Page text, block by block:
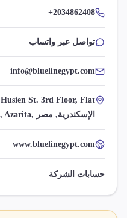
+2034862408
تواصل عبر واتساب
info@bluelinegypt.com
St. 3rd Floor, Flat
no. 5, Azarita, الإسكندرية, مصر
www.bluelinegypt.com
حسابات الشركة